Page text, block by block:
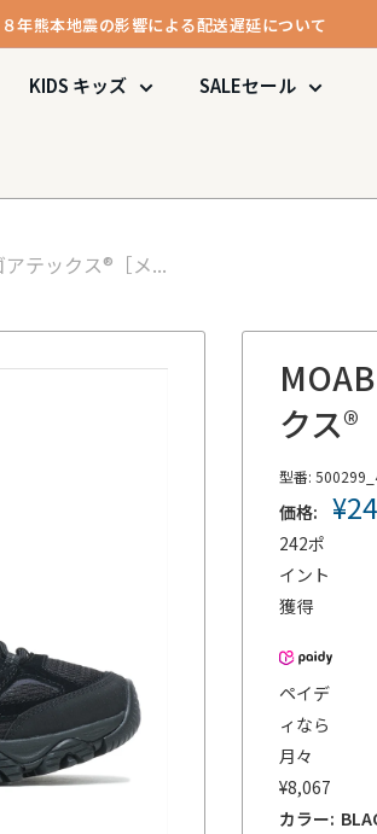
年熊本地震の影響による配送遅延について
バー登録で1000ポイント進呈＆送料無料！
KIDS キッズ SALEセール
アテックス®［メ...
クス®
型番:
価格: 販
242ポ
イント
獲得
ペイデ
ィなら
月々
¥8,067
カラー: